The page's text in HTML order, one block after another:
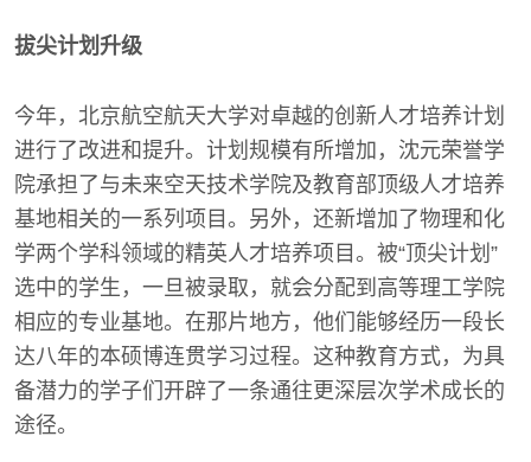
拔尖计划升级
今年，北京航空航天大学对卓越的创新人才培养计划
进行了改进和提升。计划规模有所增加，沈元荣誉学
院承担了与未来空天技术学院及教育部顶级人才培养
基地相关的一系列项目。另外，还新增加了物理和化
学两个学科领域的精英人才培养项目。被“顶尖计划”
选中的学生，一旦被录取，就会分配到高等理工学院
相应的专业基地。在那片地方，他们能够经历一段长
达八年的本硕博连贯学习过程。这种教育方式，为具
备潜力的学子们开辟了一条通往更深层次学术成长的
途径。